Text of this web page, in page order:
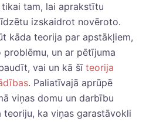
tam, lai aprakstītu
izskaidrot novēroto.
kāda teorija par apstākļiem,
un ar pētījuma
vai un kā šī teorija
. Paliatīvajā aprūpē
viņas domu un darbību
teoriju, ka viņas garastāvokli